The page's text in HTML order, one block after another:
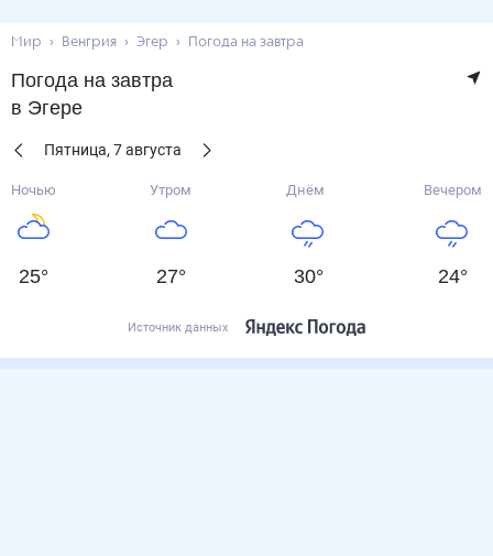
Мир Венгрия Эгер Погода на завтра
Погода на завтра
в Эгере
Пятница, 7августа
Ночью
25°
Утром
27°
Днём
30°
Вечером
24°
Источник данных